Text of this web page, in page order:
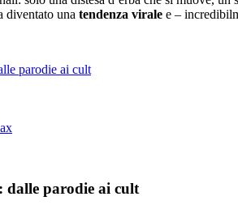
diventato una tendenza virale e –
parodie ai cult
dalle parodie ai cult